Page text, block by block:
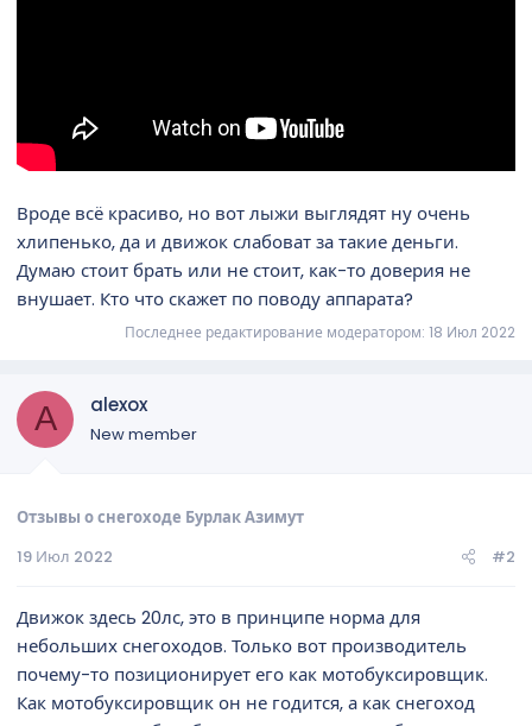
Вроде всё красиво, но вот лыжи выглядят ну очень
хлипенько, да и движок слабоват за такие деньги.
Думаю стоит брать или не стоит, как-то доверия не
внушает. Кто что скажет по поводу аппарата?
Последнее редактирование модератором: 18 Июл 2022
A alexox
New member
Отзывы о снегоходе Бурлак Азимут
19 Июл 2022
#2
Движок здесь 20лс, это в принципе норма для
небольших снегоходов. Только вот производитель
почему-то позиционирует его как мотобуксировщик.
Как мотобуксировщик он не годится, а как снегоход